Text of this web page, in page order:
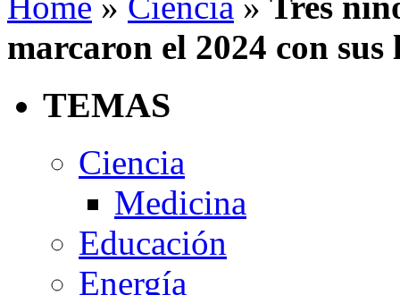
marcaron el 2024 con sus
TEMAS
Ciencia
Medicina
Educación
Energía